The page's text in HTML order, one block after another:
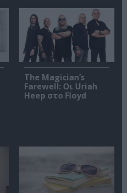
The Magician’s
Farewell: Οι Uriah
Heep στο Floyd